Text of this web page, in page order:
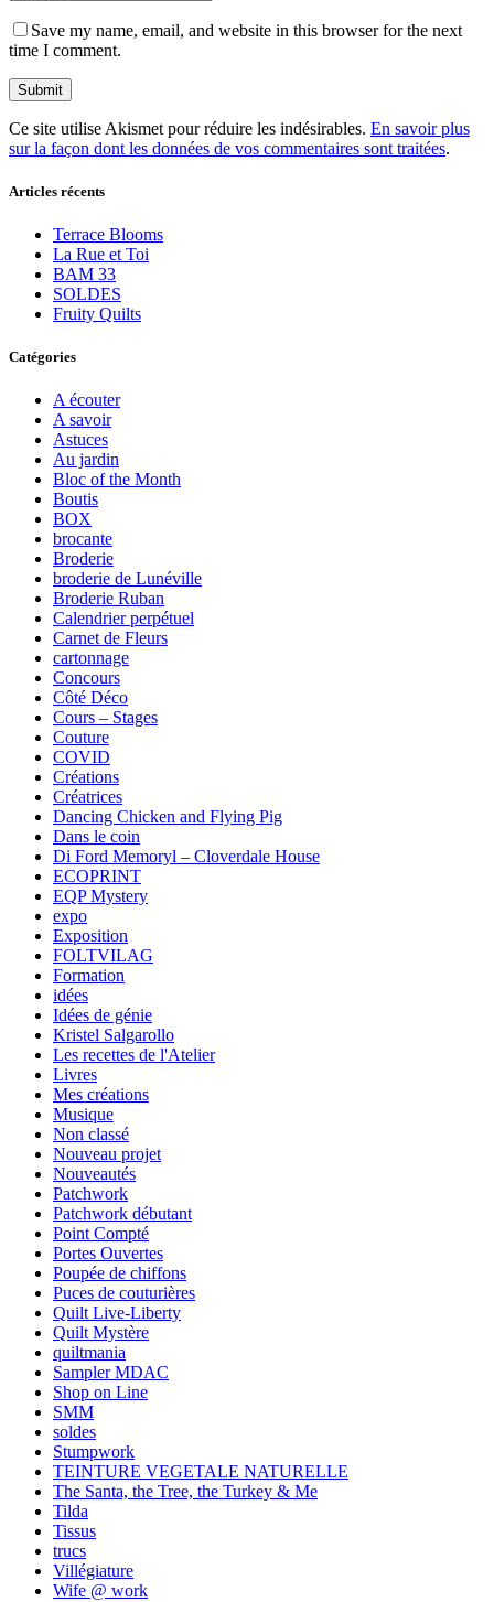
Save my name, email, and website in this browser for the next
time I comment.
Ce site utilise Akismet pour réduire les indésirables. En savoir plus
sur la façon dont les données de vos commentaires sont traitées.
Articles récents
Terrace Blooms
La Rue et Toi
BAM 33
SOLDES
Fruity Quilts
Catégories
A écouter
A savoir
Astuces
Au jardin
Bloc of the Month
Boutis
BOX
brocante
Broderie
broderie de Lunéville
Broderie Ruban
Calendrier perpétuel
Carnet de Fleurs
cartonnage
Concours
Côté Déco
Cours – Stages
Couture
COVID
Créations
Créatrices
Dancing Chicken and Flying Pig
Dans le coin
Di Ford Memoryl – Cloverdale House
ECOPRINT
EQP Mystery
expo
Exposition
FOLTVILAG
Formation
idées
Idées de génie
Kristel Salgarollo
Les recettes de l'Atelier
Livres
Mes créations
Musique
Non classé
Nouveau projet
Nouveautés
Patchwork
Patchwork débutant
Point Compté
Portes Ouvertes
Poupée de chiffons
Puces de couturières
Quilt Live-Liberty
Quilt Mystère
quiltmania
Sampler MDAC
Shop on Line
SMM
soldes
Stumpwork
TEINTURE VEGETALE NATURELLE
The Santa, the Tree, the Turkey & Me
Tilda
Tissus
trucs
Villégiature
Wife @ work